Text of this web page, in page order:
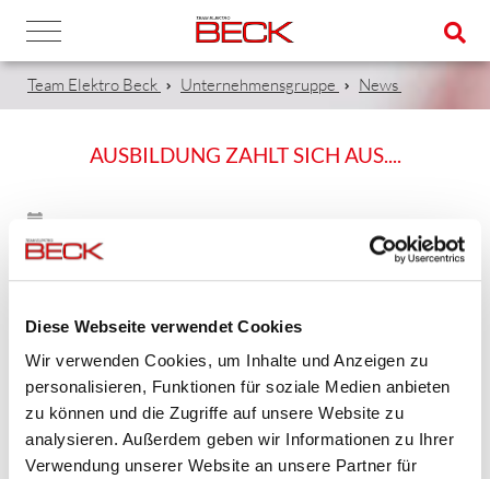
Diese Webseite verwendet Cookies
Wir verwenden Cookies, um Inhalte und Anzeigen zu
personalisieren, Funktionen für soziale Medien anbieten
zu können und die Zugriffe auf unsere Website zu
analysieren. Außerdem geben wir Informationen zu Ihrer
Verwendung unserer Website an unsere Partner für
Team Elektro Beck Unternehmensgruppe News
AUSBILDUNG ZAHLT SICH AUS....
10.10.2018
Kammersieger LEON POLIK
- Auszubildender von 09/2015 bis 03/2017.